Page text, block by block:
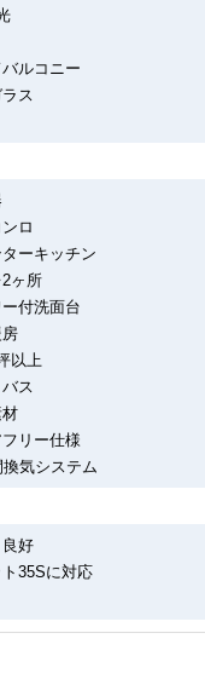
ルコニー
ス
ロ
ーキッチン
2ヶ所
付洗面台
以上
ス
リー仕様
気システム
好
35Sに対応